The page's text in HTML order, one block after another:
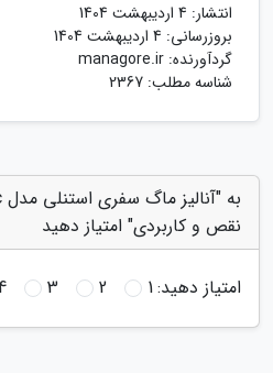
انتشار: 4 اردیبهشت 1404
بروزرسانی: 4 اردیبهشت 1404
گردآورنده: managore.ir
شناسه مطلب: 2367
نقص و کاربردی" امتیاز دهید
امتیاز دهید:1
2
3